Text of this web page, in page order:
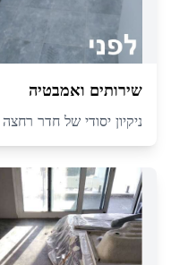
שירותים ואמבטיה
ניקיון יסודי של חדר